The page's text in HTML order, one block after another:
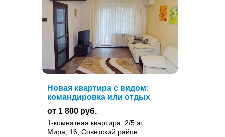
Новая квартира с видом:
командировка или отдых
от 1 800 руб.
1-комнатная квартира, 2/5 эт.
Мира, 16, Советский район